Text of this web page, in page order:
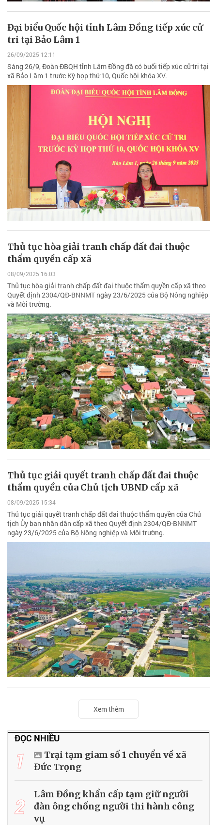
Đại biểu Quốc hội tỉnh Lâm Đồng tiếp xúc cử
tri tại Bảo Lâm 1
26/09/2025 12:11
Sáng 26/9, Đoàn ĐBQH tỉnh Lâm Đồng đã có buổi tiếp xúc cử tri tại
xã Bảo Lâm 1 trước Kỳ họp thứ 10, Quốc hội khóa XV.
Thủ tục hòa giải tranh chấp đất đai thuộc
thẩm quyền cấp xã
08/09/2025 16:03
Thủ tục hòa giải tranh chấp đất đai thuộc thẩm quyền cấp xã theo
Quyết định 2304/QĐ-BNNMT ngày 23/6/2025 của Bộ Nông nghiệp
và Môi trường.
Thủ tục giải quyết tranh chấp đất đai thuộc
thẩm quyền của Chủ tịch UBND cấp xã
08/09/2025 15:34
Thủ tục giải quyết tranh chấp đất đai thuộc thẩm quyền của Chủ
tịch Ủy ban nhân dân cấp xã theo Quyết định 2304/QĐ-BNNMT
ngày 23/6/2025 của Bộ Nông nghiệp và Môi trường.
Xem thêm
ĐỌC NHIỀU
1
Trại tạm giam số 1 chuyển về xã
Đức Trọng
2
Lâm Đồng khẩn cấp tạm giữ người
đàn ông chống người thi hành công
vụ